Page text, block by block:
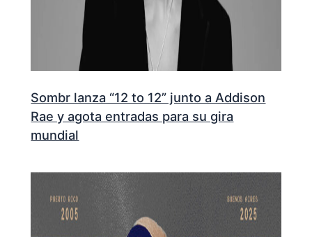
Sombr lanza “12 to 12” junto a Addison
Rae y agota entradas para su gira
mundial